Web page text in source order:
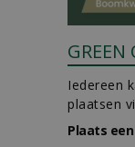
GREEN
Iedereen
plaatsen
Plaats